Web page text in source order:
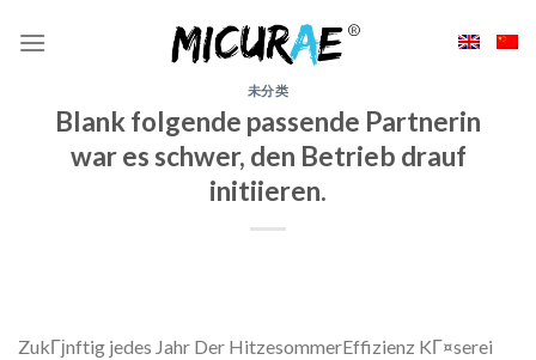
未分类
Blank folgende passende Partnerin
war es schwer, den Betrieb drauf
initiieren.
ZukГјnftig jedes Jahr Der HitzesommerEffizienz KГ¤serei